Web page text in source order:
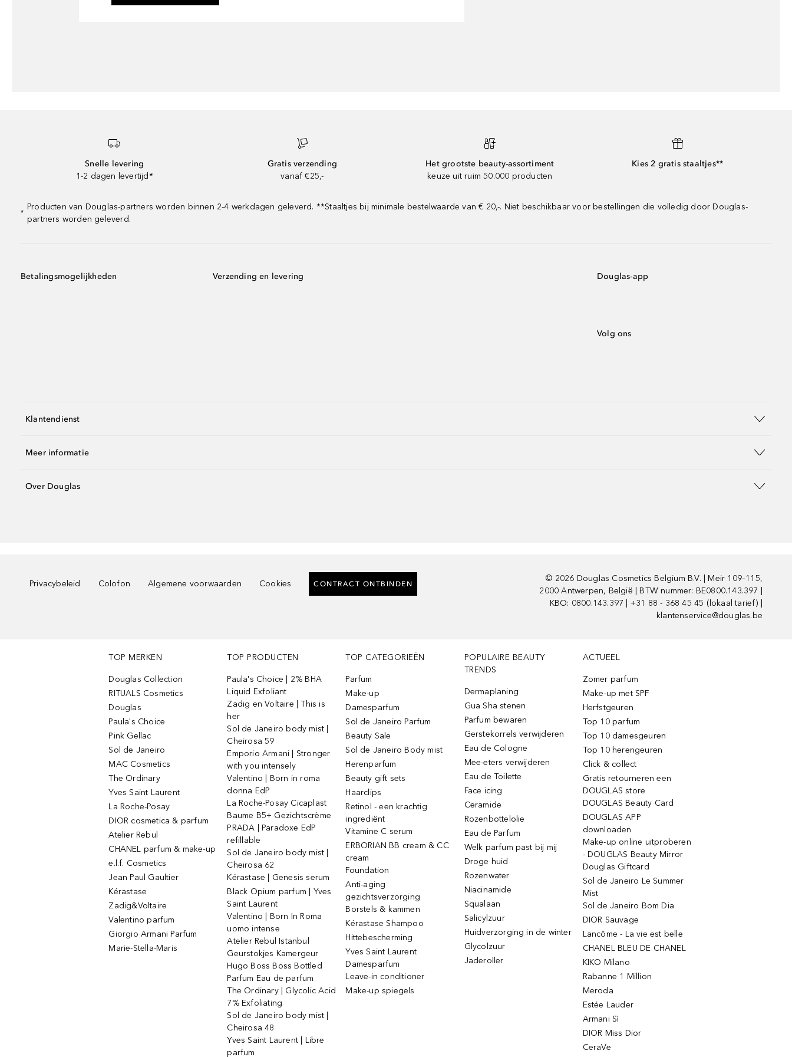
Snelle levering
1-2 dagen levertijd*
Gratis verzending
vanaf €25,-
Het grootste beauty-assortiment
keuze uit ruim 50.000 producten
Kies 2 gratis staaltjes**
*
Producten van Douglas-partners worden binnen 2-4 werkdagen geleverd. **Staaltjes bij minimale bestelwaarde van € 20,-. Niet beschikbaar voor bestellingen die volledig door Douglas-
partners worden geleverd.
Betalingsmogelijkheden Verzending en levering Douglas-app
Volg ons
Klantendienst
Meer informatie
Over Douglas
Privacybeleid Colofon Algemene voorwaarden Cookies CONTRACT ONTBINDEN
© 2026 Douglas Cosmetics Belgium B.V. | Meir 109–115,
2000 Antwerpen, België | BTW nummer: BE0800.143.397 |
KBO: 0800.143.397 | +31 88 - 368 45 45 (lokaal tarief) |
klantenservice@douglas.be
TOP MERKEN
Douglas Collection
RITUALS Cosmetics
Douglas
Paula's Choice
Pink Gellac
Sol de Janeiro
MAC Cosmetics
The Ordinary
Yves Saint Laurent
La Roche-Posay
DIOR cosmetica & parfum
Atelier Rebul
CHANEL parfum & make-up
e.l.f. Cosmetics
Jean Paul Gaultier
Kérastase
Zadig&Voltaire
Valentino parfum
Giorgio Armani Parfum
Marie-Stella-Maris
TOP PRODUCTEN
Paula's Choice | 2% BHA
Liquid Exfoliant
Zadig en Voltaire | This is
her
Sol de Janeiro body mist |
Cheirosa 59
Emporio Armani | Stronger
with you intensely
Valentino | Born in roma
donna EdP
La Roche-Posay Cicaplast
Baume B5+ Gezichtscrème
PRADA | Paradoxe EdP
refillable
Sol de Janeiro body mist |
Cheirosa 62
Kérastase | Genesis serum
Black Opium parfum | Yves
Saint Laurent
Valentino | Born In Roma
uomo intense
Atelier Rebul Istanbul
Geurstokjes Kamergeur
Hugo Boss Boss Bottled
Parfum Eau de parfum
The Ordinary | Glycolic Acid
7% Exfoliating
Sol de Janeiro body mist |
Cheirosa 48
Yves Saint Laurent | Libre
parfum
TOP CATEGORIEËN
Parfum
Make-up
Damesparfum
Sol de Janeiro Parfum
Beauty Sale
Sol de Janeiro Body mist
Herenparfum
Beauty gift sets
Haarclips
Retinol - een krachtig
ingrediënt
Vitamine C serum
ERBORIAN BB cream & CC
cream
Foundation
Anti-aging
gezichtsverzorging
Borstels & kammen
Kérastase Shampoo
Hittebescherming
Yves Saint Laurent
Damesparfum
Leave-in conditioner
Make-up spiegels
POPULAIRE BEAUTY
TRENDS
Dermaplaning
Gua Sha stenen
Parfum bewaren
Gerstekorrels verwijderen
Eau de Cologne
Mee-eters verwijderen
Eau de Toilette
Face icing
Ceramide
Rozenbottelolie
Eau de Parfum
Welk parfum past bij mij
Droge huid
Rozenwater
Niacinamide
Squalaan
Salicylzuur
Huidverzorging in de winter
Glycolzuur
Jaderoller
ACTUEEL
Zomer parfum
Make-up met SPF
Herfstgeuren
Top 10 parfum
Top 10 damesgeuren
Top 10 herengeuren
Click & collect
Gratis retourneren een
DOUGLAS store
DOUGLAS Beauty Card
DOUGLAS APP
downloaden
Make-up online uitproberen
- DOUGLAS Beauty Mirror
Douglas Giftcard
Sol de Janeiro Le Summer
Mist
Sol de Janeiro Bom Dia
DIOR Sauvage
Lancôme - La vie est belle
CHANEL BLEU DE CHANEL
KIKO Milano
Rabanne 1 Million
Meroda
Estée Lauder
Armani Sì
DIOR Miss Dior
CeraVe